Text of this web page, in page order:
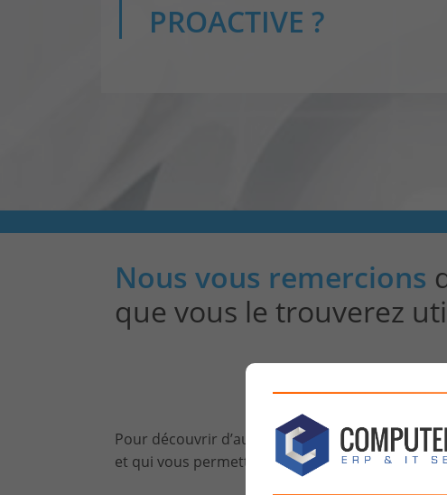
PROACTIVE ?
Nous vous remercions
que vous le trouverez
Pour découvrir d’autres thématiques
et qui vous permettront d’en savoir plus sur